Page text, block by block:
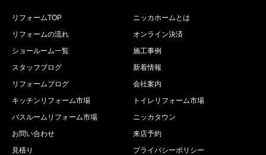
リフォームTOP
ニッカホームとは
リフォームの流れ
オンライン決済
ショールーム一覧
施工事例
スタッフブログ
新着情報
リフォームブログ
会社案内
キッチンリフォーム市場
トイレリフォーム市場
バスルームリフォーム市場
ニッカタウン
お問い合わせ
来店予約
見積り
プライバシーポリシー